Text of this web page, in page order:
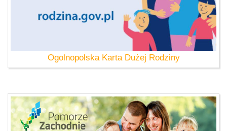
Ogolnopolska Karta Dużej Rodziny